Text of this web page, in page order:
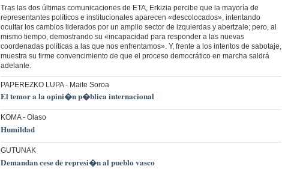
Tras las dos últimas comunicaciones de ETA, Erkizia percibe que la mayoría de
representantes políticos e institucionales aparecen «descolocados», intentando
ocultar los cambios liderados por un amplio sector de izquierdas y abertzale; pero, al
mismo tiempo, demostrando su «incapacidad para responder a las nuevas
coordenadas políticas a las que nos enfrentamos». Y, frente a los intentos de sabotaje,
muestra su firme convencimiento de que el proceso democrático en marcha saldrá
adelante.
PAPEREZKO LUPA- Maite Soroa
El temor a la opini�n p�blica internacional
KOMA- Olaso
Humildad
GUTUNAK
Demandan cese de represi�n al pueblo vasco